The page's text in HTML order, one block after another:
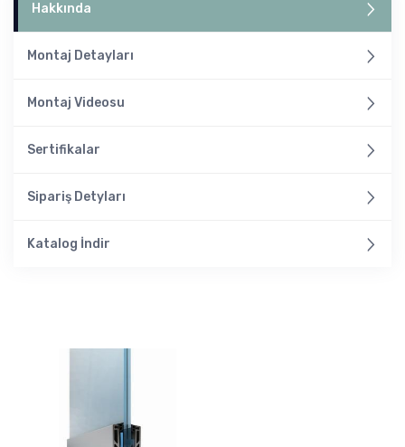
Hakkında
Montaj Detayları
Montaj Videosu
Sertifikalar
Sipariş Detyları
Katalog İndir